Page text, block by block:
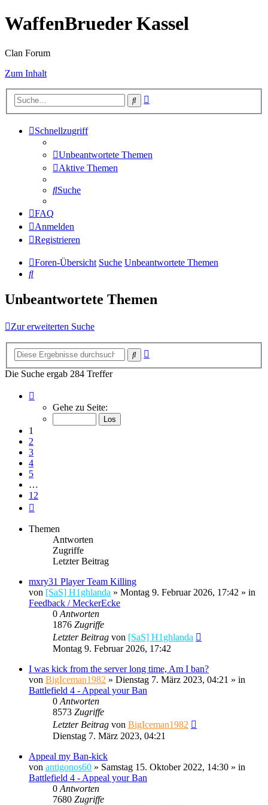
WaffenBrueder Kassel
Clan Forum
Zum Inhalt
Suche
Schnellzugriff
Unbeantwortete Themen
Aktive Themen
Suche
FAQ
Anmelden
Registrieren
Foren-Übersicht Suche Unbeantwortete Themen
Suche
Unbeantwortete Themen
Zur erweiterten Suche
Suche
Die Suche ergab 284 Treffer
von
Gehe zu Seite:
1
2
3
4
5
…
12
Themen
Antworten
Zugriffe
Letzter Beitrag
mxry31 Player Team Killing
von [SaS] H1ghlanda » Montag 9. Februar 2026, 17:42 » in
Feedback / MeckerEcke
0 Antworten
1876 Zugriffe
Letzter Beitrag von [SaS] H1ghlanda
Montag 9. Februar 2026, 17:42
I was kick from the server long time, Am I ban?
von BigIceman1982 » Dienstag 7. März 2023, 04:21 » in
Battlefield 4 - Appeal your Ban
0 Antworten
8573 Zugriffe
Letzter Beitrag von BigIceman1982
Dienstag 7. März 2023, 04:21
Appeal my Ban-kick
von antigonos60 » Samstag 15. Oktober 2022, 14:30 » in
Battlefield 4 - Appeal your Ban
0 Antworten
7680 Zugriffe